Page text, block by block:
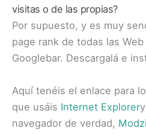
visitas o de las propias?
Por supuesto, y es muy
page rank de todas las
Googlebar. Descargalá e
Aquí tenéis el enlace para
que usáis Internet Explorer
navegador de verdad,